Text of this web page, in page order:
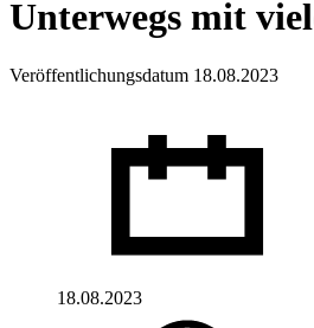
Unterwegs mit
Veröffentlichungsdatum 18.08.2023
18.08.2023